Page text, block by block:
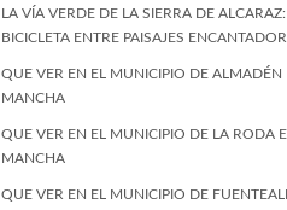
LA VÍA VERDE DE LA SIERRA DE
BICICLETA ENTRE PAISAJES
QUE VER EN EL MUNICIPIO DE ALMADÉN
MANCHA
QUE VER EN EL MUNICIPIO DE LA RODA
MANCHA
QUE VER EN EL MUNICIPIO DE